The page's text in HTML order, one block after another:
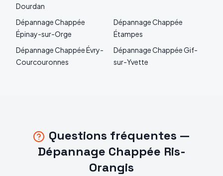
Dourdan
DépannageChappée
Épinay-sur-Orge
DépannageChappée
Étampes
DépannageChappéeÉvry-
Courcouronnes
DépannageChappéeGif-
sur-Yvette
Questions fréquentes —
Dépannage Chappée Ris-
Orangis